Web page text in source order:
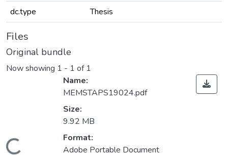
dc.type
Thesis
Files
Original bundle
Now showing 1 - 1 of 1
Name:
MEMSTAPS19024.pdf
Size:
9.92 MB
Format:
Adobe Portable Document